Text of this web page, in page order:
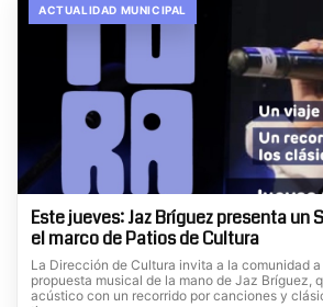
ACTUALIDAD MUNICIPAL
Este jueves: Jaz Bríguez presenta un
el marco de Patios de Cultura
La Dirección de Cultura invita a la comunidad
propuesta musical de la mano de Jaz Bríguez,
acústico con un recorrido por canciones y